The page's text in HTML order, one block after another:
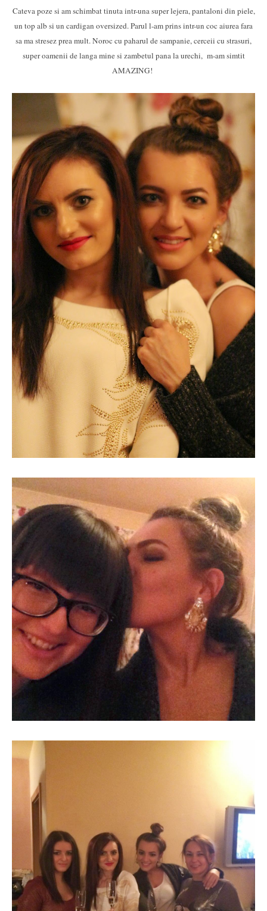
Cateva poze si am schimbat tinuta intr-una super lejera, pantaloni din piele,
un top alb si un cardigan oversized. Parul l-am prins intr-un coc aiurea fara
sa ma stresez prea mult. Noroc cu paharul de sampanie, cerceii cu strasuri,
super oamenii de langa mine si zambetul pana la urechi, m-am simtit
AMAZING!